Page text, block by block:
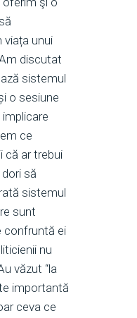
viața unui
discutat
sistemul
o sesiune
ce
că ar trebui
să
sistemul
sunt
confruntă ei
nu
văzut “la
importantă
ceva ce